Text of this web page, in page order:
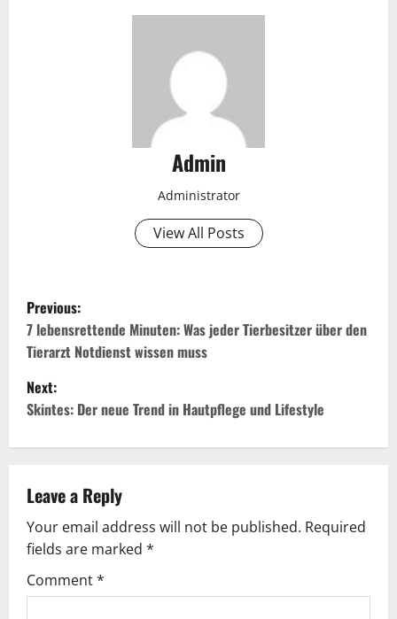
Admin
Administrator
View All Posts
P
o
s
t
n
a
v
i
g
Previous:
7 lebensrettende Minuten: Was jeder Tierbesitzer über den
Tierarzt Notdienst wissen muss
Next:
Skintes: Der neue Trend in Hautpflege und Lifestyle
Leave a Reply
Your email address will not be published. Required
fields are marked *
Comment*